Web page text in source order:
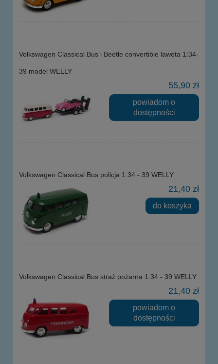
Volkswagen Classical Bus i Beetle convertible laweta 1:34-
39 model WELLY
55,90 zł
powiadom o
dostępności
Volkswagen Classical Bus policja 1:34 - 39 WELLY
21,40 zł
do koszyka
Volkswagen Classical Bus straż pożarna 1:34 - 39 WELLY
21,40 zł
powiadom o
dostępności